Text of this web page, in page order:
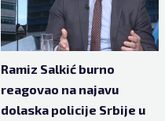
Ramiz Salkić burno
reagovao na najavu
dolaska policije Srbije u